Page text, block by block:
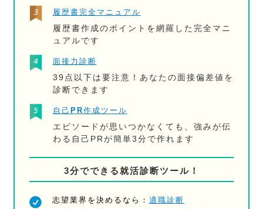
履歴書完全マニュアル
履歴書作成のポイントを網羅した完全マニ
ュアルです
面接力診断
39点以下は要注意！あなたの面接偏差値を
診断できます
自己PR作成ツール
エピソードが思いつかなくても、強みが伝
わる自己PRが簡単3分で作れます
3分でできる就活診断ツール！
志望業界を決めるなら：適職診断